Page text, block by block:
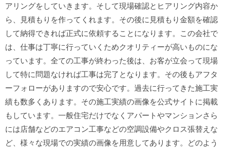
アリングをしていきます。そして現場確認とヒアリング内容か
ら、見積もりを作ってくれます。その後に見積もり金額を確認
して納得できれば正式に依頼することになります。この会社で
は、仕事は丁寧に行っていくためクオリティーが高いものにな
っています。全ての工事が終わった後は、お客が立会って現場
して特に問題なければ工事は完了となります。その後もアフタ
ーフォローがありますので安心です。過去に行ってきた施工実
績も数多くあります。その施工実績の画像を公式サイトに掲載
もしています。一般住宅だけでなくアパートやマンションさら
には店舗などのエアコン工事などの空調設備やクロス張替えな
ど、様々な現場での実績の画像を用意してあります。どのよう